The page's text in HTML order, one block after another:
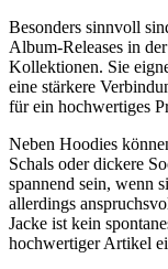
Besonders sinnvoll
Album-Releases in
Kollektionen. Sie
eine stärkere
für ein hochwertiges
Neben Hoodies
Schals oder dickere
spannend sein, wenn
allerdings
Jacke ist kein
hochwertiger Artikel